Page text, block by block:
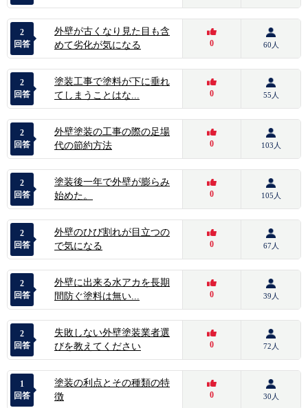
2
回答
外壁が古くなり見た目も含
めて劣化が気になる
0 60人
2
回答
塗装工事で塗料が下に垂れ
てしまうことはな...
0 55人
2
回答
外壁塗装の工事の際の足場
代の節約方法
0 103人
2
回答
塗装後一年で外壁が膨らみ
始めた。
0 105人
2
回答
外壁のひび割れが目立つの
で気になる
0 67人
2
回答
外壁に出来る水アカを長期
間防ぐ塗料は無い...
0 39人
2
回答
失敗しない外壁塗装業者選
びを教えてください
0 72人
1
回答
塗装の利点とその種類の特
徴
0 30人